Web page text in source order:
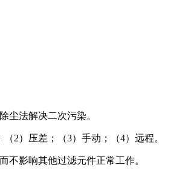
尘法解决二次污染。
2）压差；（3）手动；（4）远程。
不影响其他过滤元件正常工作。